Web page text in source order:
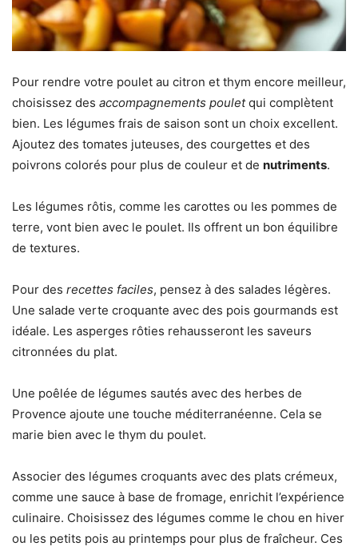
Pour rendre votre poulet au citron et thym encore meilleur,
choisissez des accompagnements pouletqui complètent
bien. Les légumes frais de saison sont un choix excellent.
Ajoutez des tomates juteuses, des courgettes et des
poivrons colorés pour plus de couleur et de nutriments.
Les légumes rôtis, comme les carottes ou les pommes de
terre, vont bien avec le poulet. Ils offrent un bon équilibre
de textures.
Pour des recettes faciles, pensez à des salades légères.
Une salade verte croquante avec des pois gourmands est
idéale. Les asperges rôties rehausseront les saveurs
citronnées du plat.
Une poêlée de légumes sautés avec des herbes de
Provence ajoute une touche méditerranéenne. Cela se
marie bien avec le thym du poulet.
Associer des légumes croquants avec des plats crémeux,
comme une sauce à base de fromage, enrichit l’expérience
culinaire. Choisissez des légumes comme le chou en hiver
ou les petits pois au printemps pour plus de fraîcheur. Ces